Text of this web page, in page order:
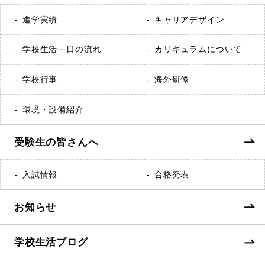
進学実績 キャリアデザイン
学校生活一日の流れ カリキュラムについて
学校行事 海外研修
環境・設備紹介
受験生の皆さんへ
入試情報 合格発表
お知らせ
学校生活ブログ